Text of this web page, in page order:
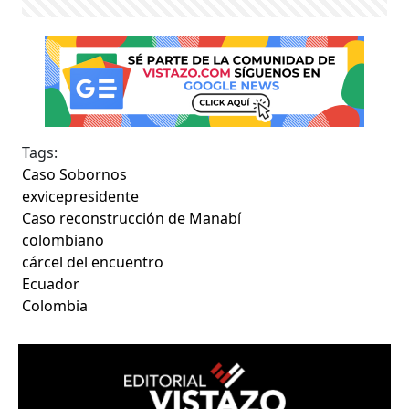
Tags:
Caso Sobornos
exvicepresidente
Caso reconstrucción de Manabí
colombiano
cárcel del encuentro
Ecuador
Colombia